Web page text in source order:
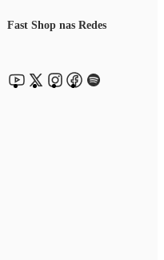
Fast Shop nas Redes